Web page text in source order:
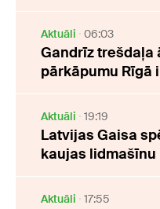
Aktuāli 06:03
Gandrīz trešdaļa
pārkāpumu Rīgā
Aktuāli 19:19
Latvijas Gaisa
kaujas lidmašīnu
Aktuāli 17:55